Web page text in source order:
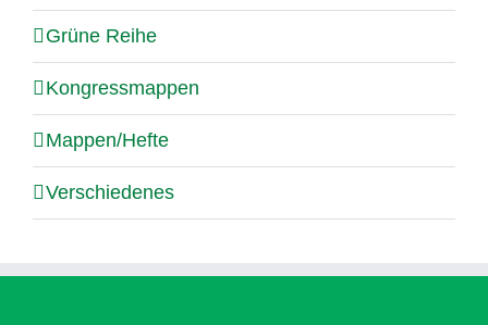
Grüne Reihe
Kongressmappen
Mappen/Hefte
Verschiedenes